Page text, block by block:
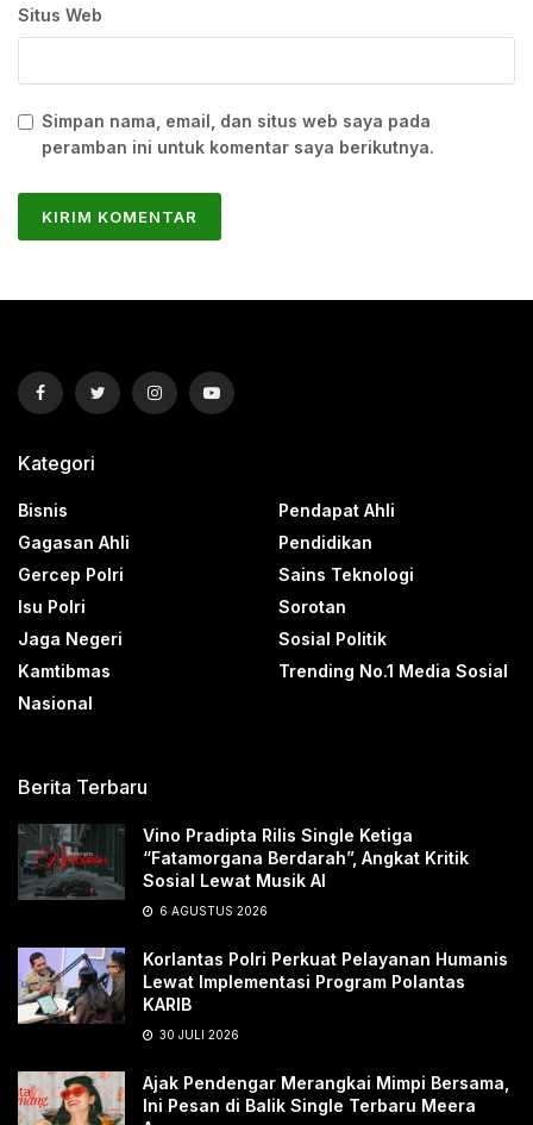
Situs Web
Simpan nama, email, dan situs web saya pada
peramban ini untuk komentar saya berikutnya.
Kategori
Bisnis
Gagasan Ahli
Gercep Polri
Isu Polri
Jaga Negeri
Kamtibmas
Nasional
Pendapat Ahli
Pendidikan
Sains Teknologi
Sorotan
Sosial Politik
Trending No.1 Media Sosial
Berita Terbaru
Vino Pradipta Rilis Single Ketiga
“Fatamorgana Berdarah”, Angkat Kritik
Sosial Lewat Musik AI
6 AGUSTUS 2026
Korlantas Polri Perkuat Pelayanan Humanis
Lewat Implementasi Program Polantas
KARIB
30 JULI 2026
Ajak Pendengar Merangkai Mimpi Bersama,
Ini Pesan di Balik Single Terbaru Meera